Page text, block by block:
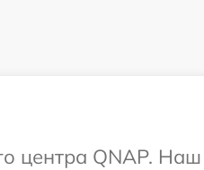
центра QNAP. Наш